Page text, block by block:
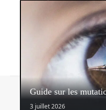
Guide sur les
3 juillet 2026
Contact